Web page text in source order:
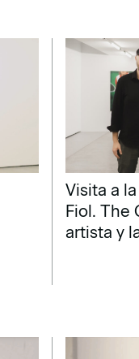
Visita a
Fiol. The
artista y